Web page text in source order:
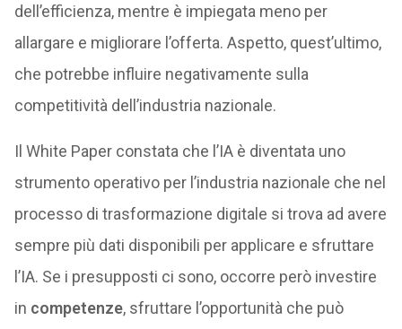
dell’efficienza, mentre è impiegata meno per
allargare e migliorare l’offerta. Aspetto, quest’ultimo,
che potrebbe influire negativamente sulla
competitività dell’industria nazionale.
Il White Paper constata che l’IA è diventata uno
strumento operativo per l’industria nazionale che nel
processo di trasformazione digitale si trova ad avere
sempre più dati disponibili per applicare e sfruttare
l’IA. Se i presupposti ci sono, occorre però investire
in competenze, sfruttare l’opportunità che può